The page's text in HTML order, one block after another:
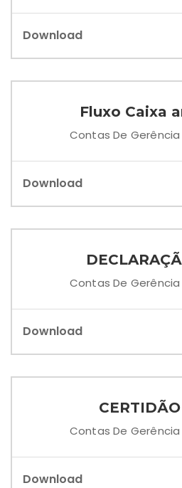
Download
Fluxo Caixa
Contas De Gerência
Download
Contas De Gerência
Download
Contas De Gerência
Download